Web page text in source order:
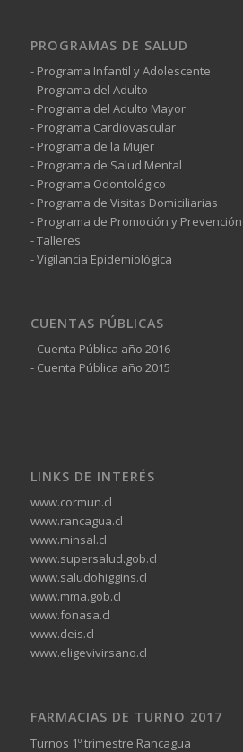
PROGRAMAS DE SALUD
- Programa Infantil y Adolescente
- Programa del Adulto
- Programa del Adulto Mayor
- Programa Cardiovascular
- Programa de la Mujer
- Programa de Salud Mental
- Programa Odontológico
- Programa de Visitas Domiciliarias
- Programa de Promoción y Prevención
- Talleres
- Vigilancia Epidemiológica
CUENTAS PÚBLICAS
- Cuenta Pública año 2016
- Cuenta Pública año 2015
LINKS DE INTERÉS
www.cormun.cl
www.rancagua.cl
www.minsal.cl
www.supersalud.gob.cl
www.saludohiggins.cl
www.mma.gob.cl
www.fonasa.cl
www.deis.cl
www.eligevivirsano.cl
FARMACIAS DE TURNO 2017
Turnos 1º trimestre Rancagua